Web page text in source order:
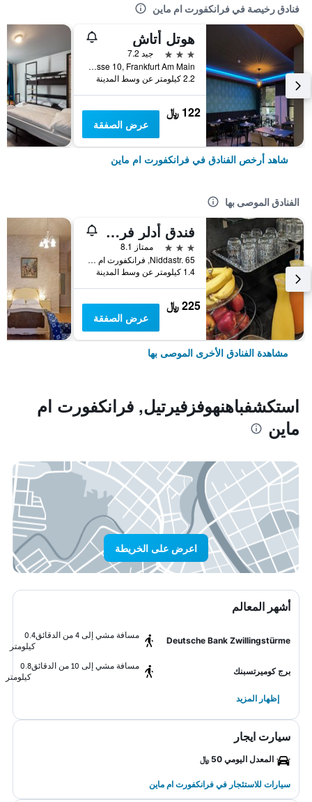
فنادق رخيصة في فرانكفورت ام ماين
هوتل أتاش
3 نجوم
جيد 7.2
Kolner Strasse 10, Frankfurt Am Main, فرانكفورت ام ماين, هسه, ألمانيا
2.2 كيلومتر عن وسط المدينة
122 ﷼
عرض الصفقة
شاهد أرخص الفنادق في فرانكفورت ام ماين
الفنادق الموصى بها
فندق أدلر فرانكفورت
3 نجوم
ممتاز 8.1
Niddastr. 65, فرانكفورت ام ماين, هسه, ألمانيا
1.4 كيلومتر عن وسط المدينة
225 ﷼
عرض الصفقة
مشاهدة الفنادق الأخرى الموصى بها
استكشفباهنهوفزفيرتيل, فرانكفورت ام
ماين
اعرض على الخريطة
أشهر المعالم
Deutsche Bank Zwillingstürme
مسافة مشي إلى 4 من الدقائق
0.4
كيلومتر
برج كوميرتسبنك
مسافة مشي إلى 10 من الدقائق
0.8
كيلومتر
إظهار المزيد
سيارت ايجار
المعدل اليومي 50 ﷼
سيارات للاستئجار في فرانكفورت ام ماين